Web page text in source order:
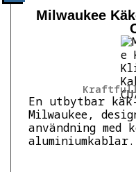
Kraftfull
Milwaukee
En utbytbar
Milwaukee,
användning med
aluminiumkablar.